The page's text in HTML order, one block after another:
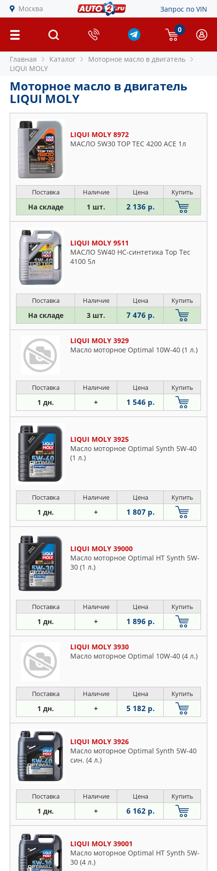
Москва Запрос по VIN
0
Главная Каталог
Моторное масло в двигатель
LIQUI MOLY
Моторное масло в двигатель
LIQUI MOLY
LIQUI MOLY 8972
МАСЛО 5W30 TOP TEC 4200 ACE 1л
Поставка Наличие Цена Купить
На складе 1 шт. 2 136 р.
LIQUI MOLY 9511
МАСЛО 5W40 НС-синтетика Top Tec
4100 5л
Поставка Наличие Цена Купить
На складе 3 шт. 7 476 р.
LIQUI MOLY 3929
Масло моторное Optimal 10W-40 (1 л.)
Поставка Наличие Цена Купить
1 дн. + 1 546 р.
LIQUI MOLY 3925
Масло моторное Optimal Synth 5W-40
(1 л.)
Поставка Наличие Цена Купить
1 дн. + 1 807 р.
LIQUI MOLY 39000
Масло моторное Optimal HT Synth 5W-
30 (1 л.)
Поставка Наличие Цена Купить
1 дн. + 1 896 р.
LIQUI MOLY 3930
Масло моторное Optimal 10W-40 (4 л.)
Поставка Наличие Цена Купить
1 дн. + 5 182 р.
LIQUI MOLY 3926
Масло моторное Optimal Synth 5W-40
син. (4 л.)
Поставка Наличие Цена Купить
1 дн. + 6 162 р.
LIQUI MOLY 39001
Масло моторное Optimal HT Synth 5W-
30 (4 л.)